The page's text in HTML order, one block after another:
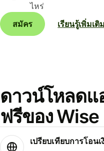
ไหร่
สมัคร
เรียนรู้เพิ่มเติม
ดาวน์โหลดแ
ฟรีของ Wise
เปรียบเทียบการโอน